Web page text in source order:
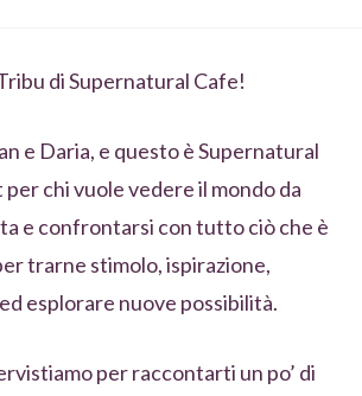
di Supernatural Cafe!
e Daria, e questo è Supernatural
per chi vuole vedere il mondo da
e confrontarsi con tutto ciò che è
trarne stimolo, ispirazione,
esplorare nuove possibilità.
per raccontarti un po’ di